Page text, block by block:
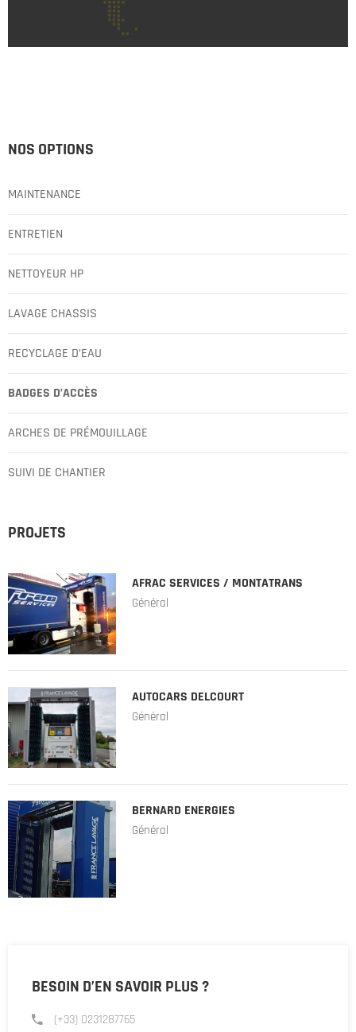
NOS OPTIONS
MAINTENANCE
ENTRETIEN
NETTOYEUR HP
LAVAGE CHASSIS
RECYCLAGE D’EAU
BADGES D’ACCÈS
ARCHES DE PRÉMOUILLAGE
SUIVI DE CHANTIER
PROJETS
AFRAC SERVICES / MONTATRANS
Général
AUTOCARS DELCOURT
Général
BERNARD ENERGIES
Général
BESOIN D’EN SAVOIR PLUS ?
(+33) 0231287765